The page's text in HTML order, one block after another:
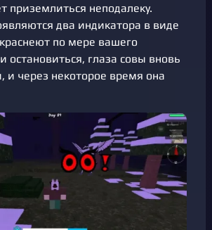
приземлиться неподалеку.
два индикатора в виде
по мере вашего
остановиться, глаза совы вновь
и через некоторое время она